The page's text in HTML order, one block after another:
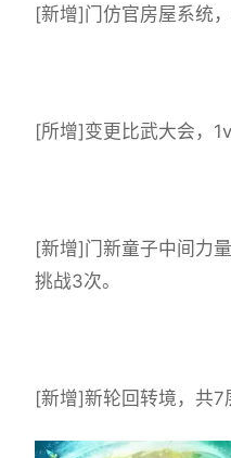
[新增]门仿官房屋系统
[所增]变更比武大会，
[新增]门新童子中间力
挑战3次。
[新增]新轮回转境，共7